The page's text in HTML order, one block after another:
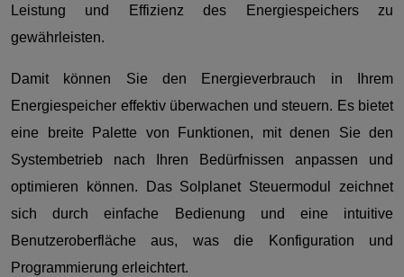
Leistung und Effizienz des Energiespeichers zu
gewährleisten.
Damit können Sie den Energieverbrauch in Ihrem
Energiespeicher effektiv überwachen und steuern. Es bietet
eine breite Palette von Funktionen, mit denen Sie den
Systembetrieb nach Ihren Bedürfnissen anpassen und
optimieren können. Das Solplanet Steuermodul zeichnet
sich durch einfache Bedienung und eine intuitive
Benutzeroberfläche aus, was die Konfiguration und
Programmierung erleichtert.